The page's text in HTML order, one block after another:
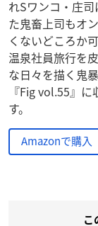
れSワンコ・庄
た鬼畜上司もオ
くないどころか
温泉社員旅行を
な日々を描く鬼
『Fig vol.55』
す。
Amazonで購入
こ